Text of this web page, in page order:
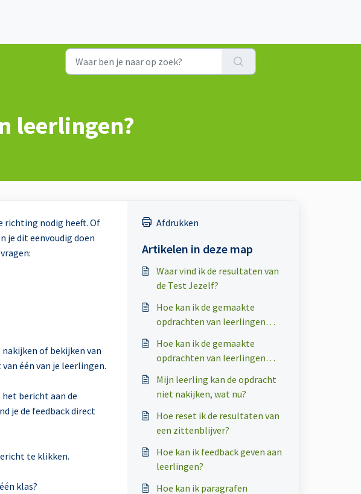
leerlingen?
richting nodig heeft. Of
je dit eenvoudig doen
of bekijken van
één van je leerlingen.
het bericht aan de
je de feedback direct
te klikken.
klas?
Afdrukken
Artikelen in deze map
Waar vind ik de resultaten van
de Test Jezelf?
Hoe kan ik de gemaakte
opdrachten van leerlingen
Hoe kan ik de gemaakte
opdrachten van leerlingen
Mijn leerling kan de opdracht
niet nakijken, wat nu?
Hoe reset ik de resultaten van
een zittenblijver?
Hoe kan ik feedback geven aan
leerlingen?
Hoe kan ik paragrafen